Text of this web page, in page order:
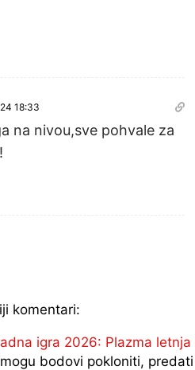
18:33
na nivou,sve pohvale za
komentari:
igra 2026: Plazma letnja
bodovi pokloniti, predati